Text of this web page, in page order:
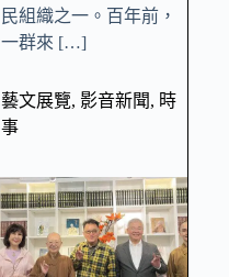
民組織之一。百年前，
一群來 […]
藝文展覽, 影音新聞, 時
事